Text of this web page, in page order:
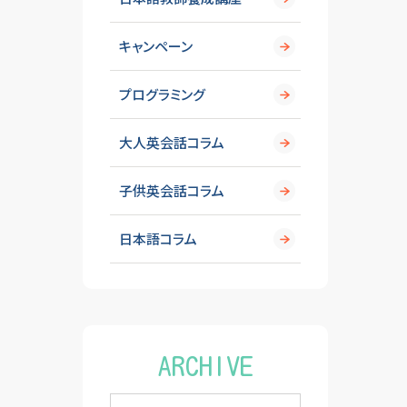
キャンペーン
プログラミング
大人英会話コラム
子供英会話コラム
日本語コラム
ARCHIVE